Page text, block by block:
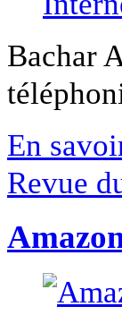
Bachar
En
Revue